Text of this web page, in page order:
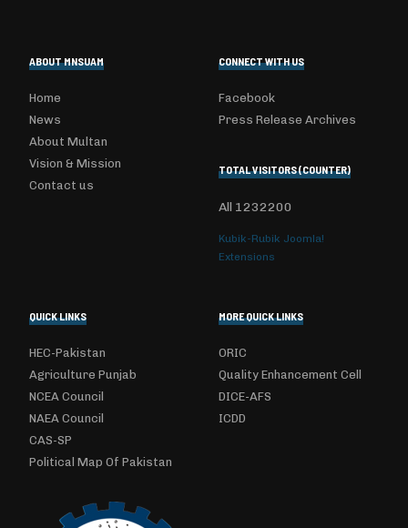
ABOUT MNSUAM
Home
News
About Multan
Vision & Mission
Contact us
CONNECT WITH US
Facebook
Press Release Archives
TOTAL VISITORS (COUNTER)
All 1232200
Kubik-Rubik Joomla!
Extensions
QUICK LINKS
HEC-Pakistan
Agriculture Punjab
NCEA Council
NAEA Council
CAS-SP
Political Map Of Pakistan
MORE QUICK LINKS
ORIC
Quality Enhancement Cell
DICE-AFS
ICDD